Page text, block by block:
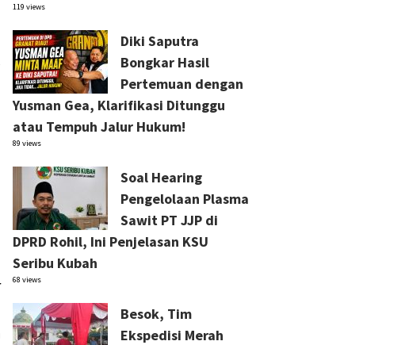
119 views
Diki Saputra
Bongkar Hasil
Pertemuan dengan
Yusman Gea, Klarifikasi Ditunggu
atau Tempuh Jalur Hukum!
89 views
Soal Hearing
Pengelolaan Plasma
Sawit PT JJP di
DPRD Rohil, Ini Penjelasan KSU
Seribu Kubah
68 views
Besok, Tim
Ekspedisi Merah